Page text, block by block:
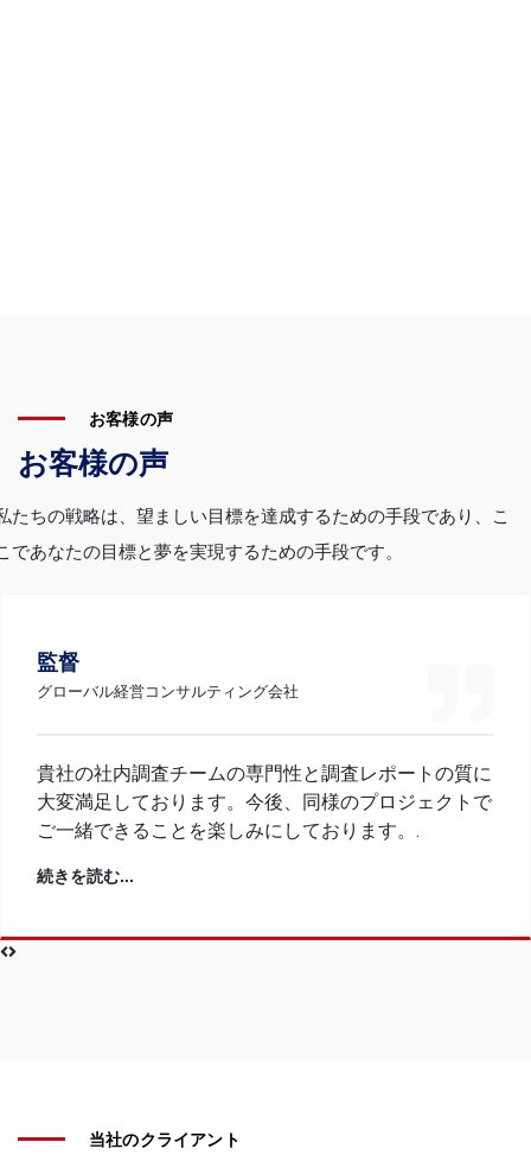
お客様の声
お客様の声
たちの戦略は、望ましい目標を達成するための手段であり、こ
であなたの目標と夢を実現するための手段です。
監督
グローバル経営コンサルティング会社
貴社の社内調査チームの専門性と調査レポートの質に
大変満足しております。今後、同様のプロジェクトで
ご一緒できることを楽しみにしております。.
続きを読む...
当社のクライアント